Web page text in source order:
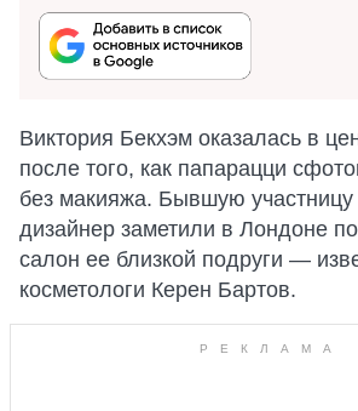
Виктория Бекхэм оказалась в
после того, как папарацци
без макияжа. Бывшую участницу
дизайнер заметили в Лондоне
салон ее близкой подруги —
косметологи Керен Бартов.